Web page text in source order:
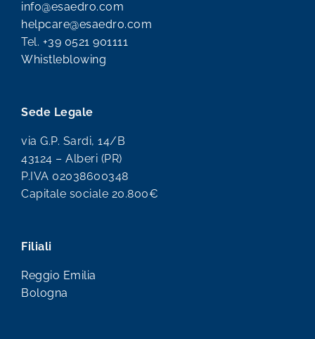
Esaedro srl
info@esaedro.com
helpcare@esaedro.com
Sede Legale
via G.P. Sardi, 14/B
43124 – Alberi (PR)
Filiali